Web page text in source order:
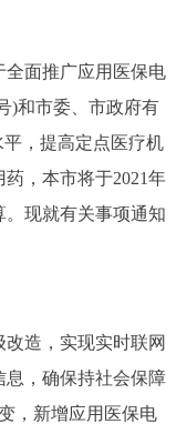
人文北京
面推广应用医保电
)和市委、市政府有
，提高定点医疗机
，本市将于2021年
。现就有关事项通知
造，实现实时联网
息，确保持社会保障
，新增应用医保电